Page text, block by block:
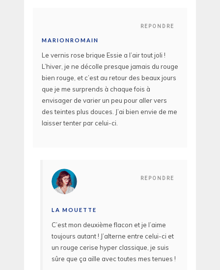
REPONDRE
MARIONROMAIN
Le vernis rose brique Essie a l’air tout joli !
L’hiver, je ne décolle presque jamais du rouge
bien rouge, et c’est au retour des beaux jours
que je me surprends à chaque fois à
envisager de varier un peu pour aller vers
des teintes plus douces. J’ai bien envie de me
laisser tenter par celui-ci.
REPONDRE
LA MOUETTE
C’est mon deuxième flacon et je l’aime
toujours autant ! J’alterne entre celui-ci et
un rouge cerise hyper classique, je suis
sûre que ça aille avec toutes mes tenues !